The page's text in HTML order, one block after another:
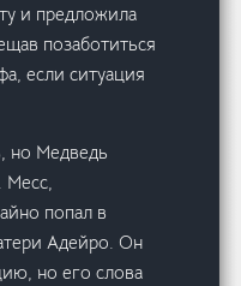
и предложила
позаботиться
если ситуация
но Медведь
Месс,
попал в
Адейро. Он
но его слова